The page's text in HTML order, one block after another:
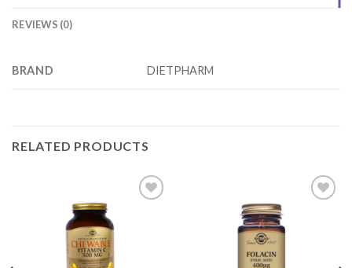
REVIEWS (0)
BRAND DIETPHARM
RELATED PRODUCTS